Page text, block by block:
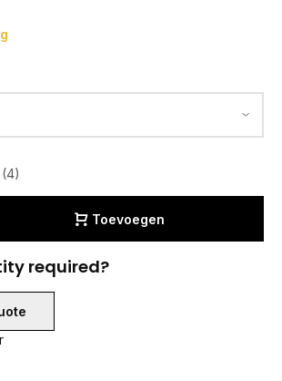
(4)
Toevoegen
required?